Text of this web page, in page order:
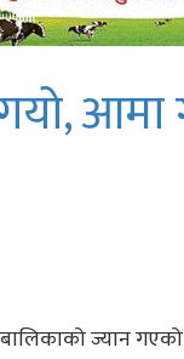
आमा
ज्यान